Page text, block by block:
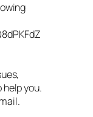
help you.